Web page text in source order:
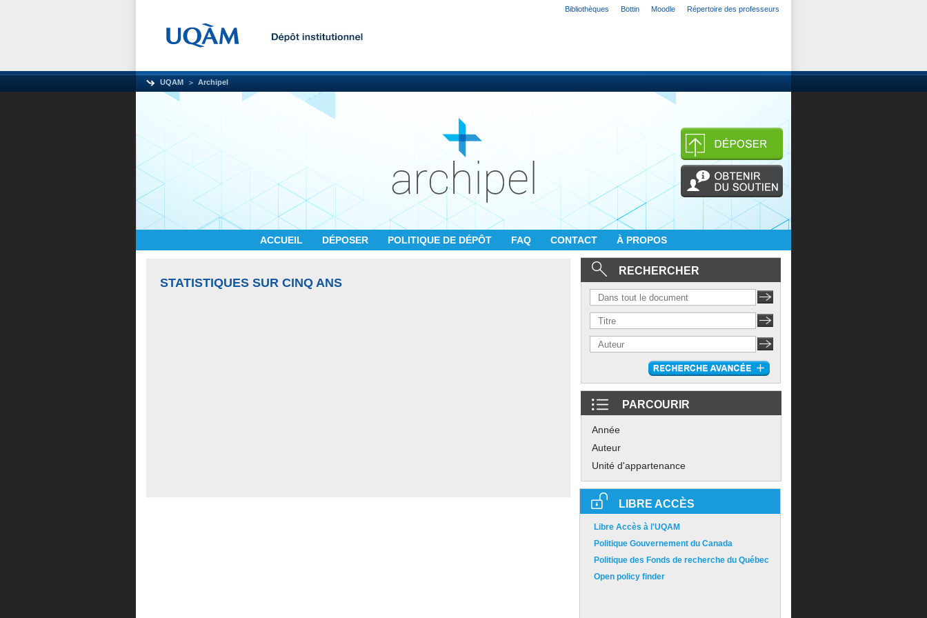
Bibliothèques Bottin Moodle Répertoire des professeurs
UQAM Archipel
ACCUEIL DÉPOSER POLITIQUE DE DÉPÔT FAQ CONTACT À PROPOS
STATISTIQUES SUR CINQ ANS
RECHERCHER
PARCOURIR
Année
Auteur
Unité d'appartenance
LIBRE ACCÈS
Libre Accès à l'UQAM
Politique Gouvernement du Canada
Politique des Fonds de recherche du Québec
Open policy finder